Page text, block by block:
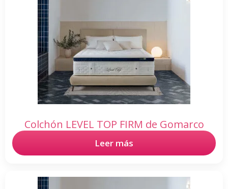
Colchón LEVEL TOP FIRM de Gomarco
Leer más